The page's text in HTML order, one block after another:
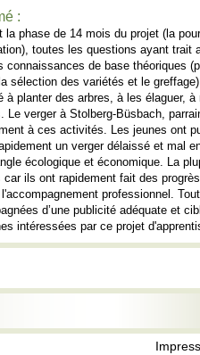
:
la phase de 14 mois du projet (la
toutes les questions ayant trait
connaissances de base théoriques
sélection des variétés et le
à planter des arbres, à les élaguer,
Le verger à Stolberg-Büsbach,
à ces activités. Les jeunes ont
un verger délaissé et mal
écologique et économique. La
car ils ont rapidement fait des
professionnel.
d’une publicité adéquate et
intéressées par ce projet